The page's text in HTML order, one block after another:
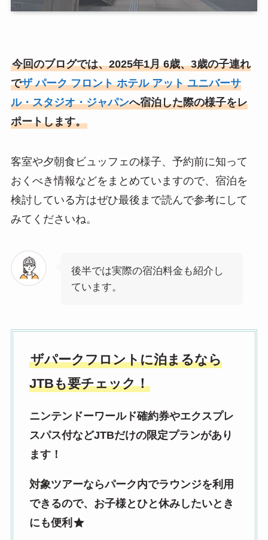
今回のブログでは、2025年1月 6歳、3歳の子連れ
でザ パーク フロント ホテル アット ユニバーサ
ル・スタジオ・ジャパンへ宿泊した際の様子をレ
ポートします。
客室や夕朝食ビュッフェの様子、予約前に知って
おくべき情報などをまとめていますので、宿泊を
検討している方はぜひ最後まで読んで参考にして
みてくださいね。
後半では実際の宿泊料金も紹介し
ています。
ザパークフロントに泊まるなら
JTBも要チェック！
ニンテンドーワールド確約券やエクスプレ
スパス付などJTBだけの限定プランがあり
ます！
対象ツアーならパーク内でラウンジを利用
できるので、お子様とひと休みしたいとき
にも便利